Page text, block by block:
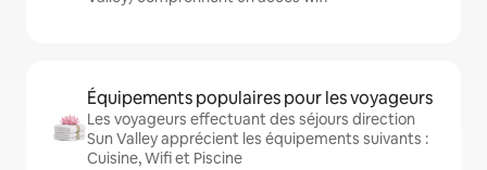
Équipements populaires pour les voyageurs
Les voyageurs effectuant des séjours direction
Sun Valley apprécient les équipements suivants :
Cuisine, Wifi et Piscine